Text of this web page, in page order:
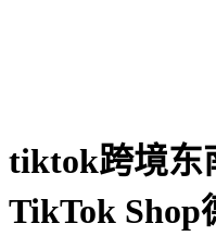
tiktok跨境东
TikTok Shop